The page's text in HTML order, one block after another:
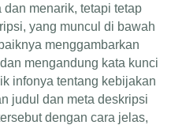
menarik, tetapi tetap
yang muncul di bawah
menggambarkan
mengandung kata kunci
infonya tentang kebijakan
judul dan meta deskripsi
dengan cara jelas,